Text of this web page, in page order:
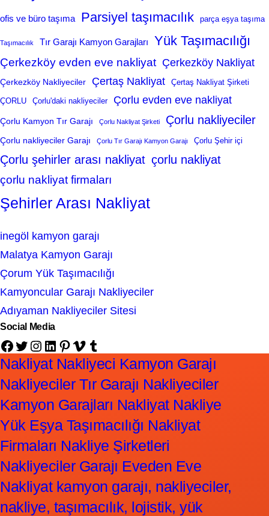
ofis ve büro taşıma Parsiyel taşımacılık parça eşya taşıma
Taşımacılık Tır Garajı Kamyon Garajları Yük Taşımacılığı
Çerkezköy evden eve nakliyat Çerkezköy Nakliyat
Çerkezköy Nakliyeciler Çertaş Nakliyat Çertaş Nakliyat Şirketi
ÇORLU Çorlu'daki nakliyeciler Çorlu evden eve nakliyat
Çorlu Kamyon Tır Garajı Çorlu Nakliyat Şirketi Çorlu nakliyeciler
Çorlu nakliyeciler Garajı Çorlu Tır Garajı Kamyon Garajı Çorlu Şehir içi
Çorlu şehirler arası nakliyat çorlu nakliyat
çorlu nakliyat firmaları
Şehirler Arası Nakliyat
inegöl kamyon garajı
Malatya Kamyon Garajı
Çorum Yük Taşımacılığı
Kamyoncular Garajı Nakliyeciler
Adıyaman Nakliyeciler Sitesi
Social Media
Facebook Twitter Instagram LinkedIn Pinterest Vimeo Tumblr
Nakliyat Nakliyeci Kamyon Garajı
Nakliyeciler Tır Garajı Nakliyeciler
Kamyon Garajları Nakliyat Nakliye
Yük Eşya Taşımacılığı Nakliyat
Firmaları Nakliye Şirketleri
Nakliyeciler Garajı Eveden Eve
Nakliyat kamyon garajı, nakliyeciler,
nakliye, taşımacılık, lojistik, yük